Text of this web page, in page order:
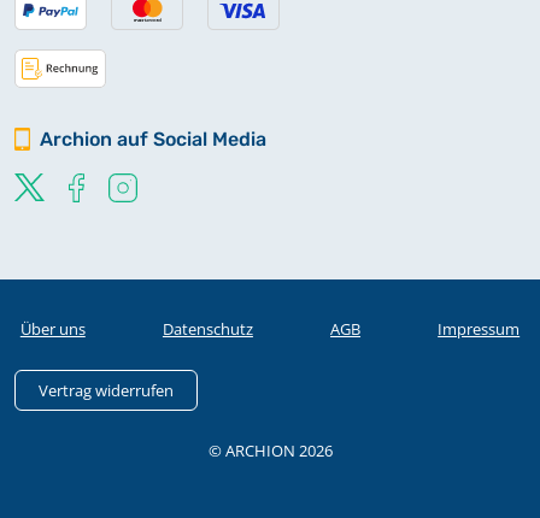
Archion auf Social Media
Über uns Datenschutz AGB Impressum
Vertrag widerrufen
© ARCHION 2026